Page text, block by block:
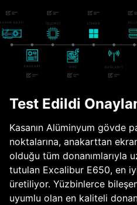
Test Edildi
Kasanın Alüminyum gövde
noktalarına, anakarttan
olduğu tüm donanımlarıyla
tutulan Excalibur E650, en
üretiliyor. Yüzbinlerce
uyumlu olan en kaliteli